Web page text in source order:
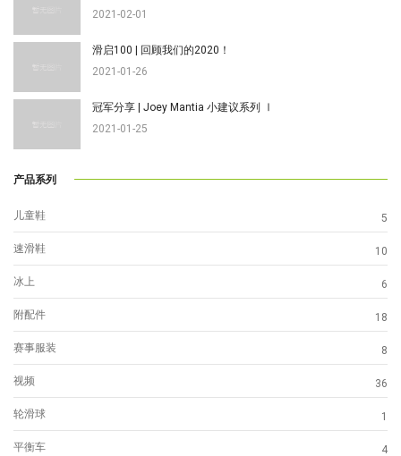
2021-02-01
滑启100 | 回顾我们的2020！
2021-01-26
冠军分享 | Joey Mantia 小建议系列 Ⅰ
2021-01-25
产品系列
儿童鞋 5
速滑鞋 10
冰上 6
附配件 18
赛事服装 8
视频 36
轮滑球 1
平衡车 4